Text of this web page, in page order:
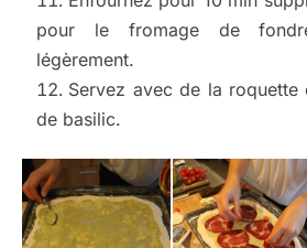
pour le fromage de
légèrement.
Servez avec de la roquette
de basilic.